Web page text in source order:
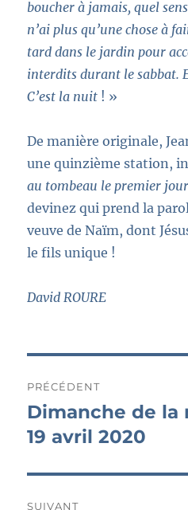
boucher à jamais, quel
n’ai plus qu’une chose à
tard dans le jardin pour
interdits durant le sabbat.
C’est la nuit ! »
De manière originale,
une quinzième station,
au tombeau le premier
devinez qui prend la
veuve de Naïm, dont
le fils unique !
David ROURE
de
l’article
PRÉCÉDENT
Publication
précédente :
Dimanche de la
19 avril 2020
SUIVANT